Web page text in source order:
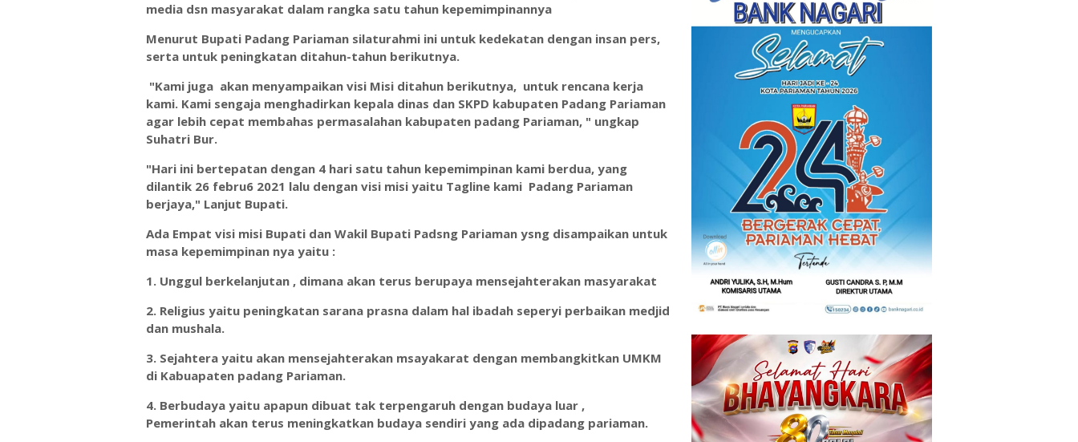
media dsn masyarakat dalam rangka satu tahun kepemimpinannya
Menurut Bupati Padang Pariaman silaturahmi ini untuk kedekatan dengan insan pers,
serta untuk peningkatan ditahun-tahun berikutnya.
"Kami juga akan menyampaikan visi Misi ditahun berikutnya, untuk rencana kerja
kami. Kami sengaja menghadirkan kepala dinas dan SKPD kabupaten Padang Pariaman
agar lebih cepat membahas permasalahan kabupaten padang Pariaman, " ungkap
Suhatri Bur.
"Hari ini bertepatan dengan 4 hari satu tahun kepemimpinan kami berdua, yang
dilantik 26 febru6 2021 lalu dengan visi misi yaitu Tagline kami Padang Pariaman
berjaya," Lanjut Bupati.
Ada Empat visi misi Bupati dan Wakil Bupati Padsng Pariaman ysng disampaikan untuk
masa kepemimpinan nya yaitu :
1. Unggul berkelanjutan , dimana akan terus berupaya mensejahterakan masyarakat
2. Religius yaitu peningkatan sarana prasna dalam hal ibadah seperyi perbaikan medjid
dan mushala.
3. Sejahtera yaitu akan mensejahterakan msayakarat dengan membangkitkan UMKM
di Kabuapaten padang Pariaman.
4. Berbudaya yaitu apapun dibuat tak terpengaruh dengan budaya luar ,
Pemerintah akan terus meningkatkan budaya sendiri yang ada dipadang pariaman.